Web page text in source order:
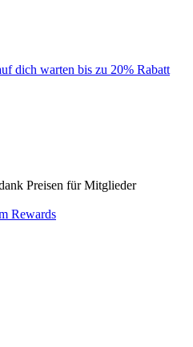
dich warten bis zu 20% Rabatt
Preisen für Mitglieder
Rewards